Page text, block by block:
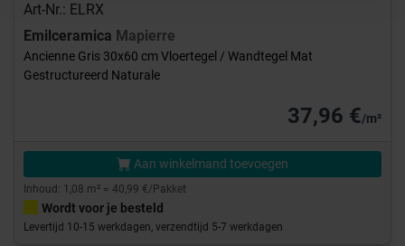
Art-Nr.: ELRX
Emilceramica Mapierre
Ancienne Gris 30x60 cm Vloertegel / Wandtegel Mat
Gestructureerd Naturale
37,96 €/m²
Aan winkelmand toevoegen
Inhoud: 1,08 m² = 40,99 €/Pakket
Wordt voor je besteld
Levertijd 10-15 werkdagen, verzendtijd 5-7 werkdagen